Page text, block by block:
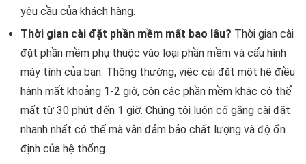
yêu cầu của khách hàng.
Thời gian cài đặt phần mềm mất bao lâu? Thời gian cài
đặt phần mềm phụ thuộc vào loại phần mềm và cấu hình
máy tính của bạn. Thông thường, việc cài đặt một hệ điều
hành mất khoảng 1-2 giờ, còn các phần mềm khác có thể
mất từ 30 phút đến 1 giờ. Chúng tôi luôn cố gắng cài đặt
nhanh nhất có thể mà vẫn đảm bảo chất lượng và độ ổn
định của hệ thống.